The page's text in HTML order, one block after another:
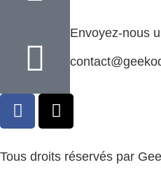
Envoyez-nous
Tous droits réservés par